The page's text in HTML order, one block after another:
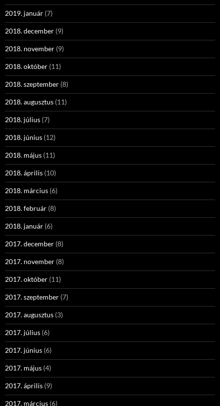
2019. január (7)
2018. december (9)
2018. november (9)
2018. október (11)
2018. szeptember (8)
2018. augusztus (11)
2018. július (7)
2018. június (12)
2018. május (11)
2018. április (10)
2018. március (6)
2018. február (8)
2018. január (6)
2017. december (8)
2017. november (8)
2017. október (11)
2017. szeptember (7)
2017. augusztus (3)
2017. július (6)
2017. június (6)
2017. május (4)
2017. április (9)
2017. március (6)